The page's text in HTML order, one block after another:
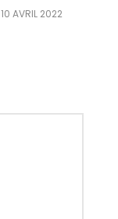
10 AVRIL 2022